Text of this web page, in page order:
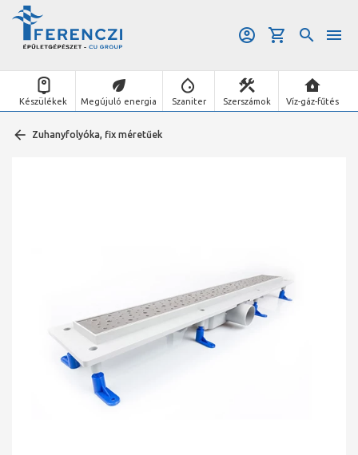
Készülékek Megújuló energia Szaniter Szerszámok Víz-gáz-fűtés
Zuhanyfolyóka, fix méretűek